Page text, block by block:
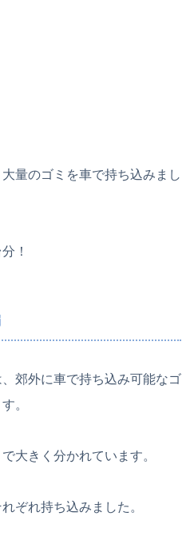
量のゴミを車で持ち込みまし
！
郊外に車で持ち込み可能なゴ
。
大きく分かれています。
ぞれ持ち込みました。